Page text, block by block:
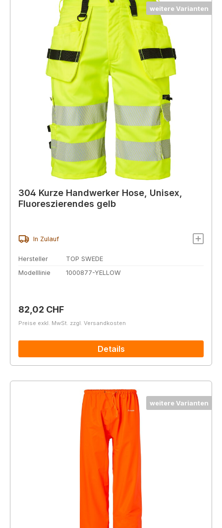
weitere Varianten
304 Kurze Handwerker Hose, Unisex,
Fluoreszierendes gelb
In Zulauf
Hersteller
TOP SWEDE
Modelllinie
1000877-YELLOW
Regulärer Preis:
82,02 CHF
Preise exkl. MwSt. zzgl. Versandkosten
Details
weitere Varianten